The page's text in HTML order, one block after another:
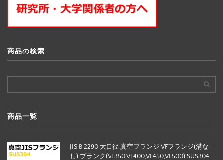
商品の検索
商品一覧
JIS B 2290 大口径 真空フランジ VFフランジ(溝な
し) ブランク(VF350,VF400,VF450,VF500) SUS304